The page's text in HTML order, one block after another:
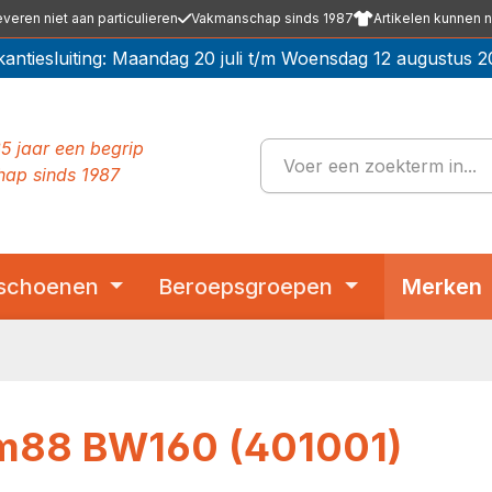
niet aan particulieren Vakmanschap sinds 1987 Artikelen kunnen
Maandag 20 juli t/m Woensdag 12 augustus
jaar een begrip
sinds 1987
Beroepsgroepen Merken
BW160 (401001)